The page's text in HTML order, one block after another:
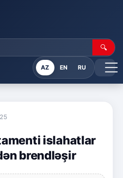
🔍
AZ EN RU
islahatlar
brendləşir